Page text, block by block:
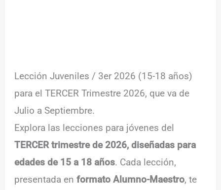
Lección Juveniles / 3er 2026 (15-18 años)
para el TERCER Trimestre 2026, que va de
Julio a Septiembre.
Explora las lecciones para jóvenes del
TERCER trimestre de 2026, diseñadas para
edades de 15 a 18 años. Cada lección,
presentada enformato Alumno-Maestro, te